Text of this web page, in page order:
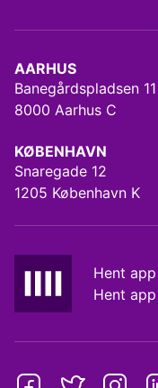
AARHUS
Banegårdspladsen 11
8000 Aarhus C
KØBENHAVN
Snaregade 12
1205 København K
Hent
Hent